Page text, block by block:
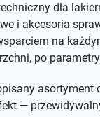
dla
i akcesoria
na
po
asortyment
—